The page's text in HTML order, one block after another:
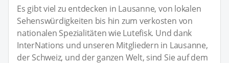
Es gibt viel zu entdecken in Lausanne, von lokalen
Sehenswürdigkeiten bis hin zum verkosten von
nationalen Spezialitäten wie Lutefisk. Und dank
InterNations und unseren Mitgliedern in Lausanne,
der Schweiz, und der ganzen Welt, sind Sie auf dem